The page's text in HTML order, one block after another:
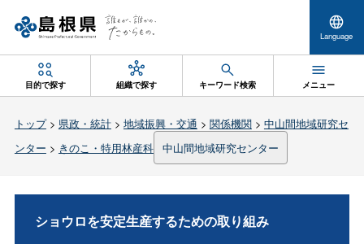
Language
目的で探す 組織で探す キーワード検索 メニュー
トップ> 県政・統計> 地域振興・交通 > 関係機関> 中山間地域研究セ
ンター > きのこ・特用林産科 中山間地域研究センター
ショウロを安定生産するための取り組み